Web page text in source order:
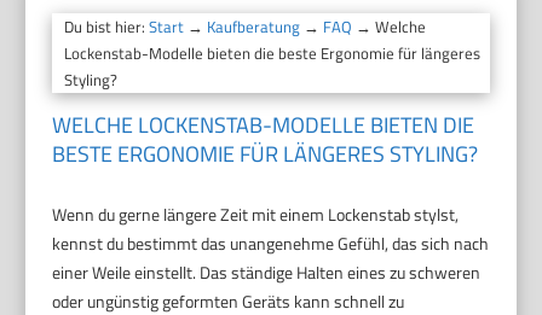
Du bist hier:Start → Kaufberatung → FAQ → Welche
Lockenstab-Modelle bieten die beste Ergonomie für längeres
Styling?
WELCHE LOCKENSTAB-MODELLE BIETEN DIE
BESTE ERGONOMIE FÜR LÄNGERES STYLING?
Wenn du gerne längere Zeit mit einem Lockenstab stylst,
kennst du bestimmt das unangenehme Gefühl, das sich nach
einer Weile einstellt. Das ständige Halten eines zu schweren
oder ungünstig geformten Geräts kann schnell zu